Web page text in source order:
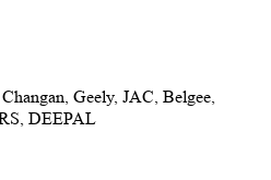
Geely, JAC, Belgee,
DEEPAL